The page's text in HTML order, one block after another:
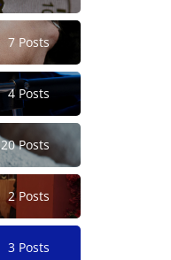
7 Posts
4 Posts
20 Posts
2 Posts
3 Posts